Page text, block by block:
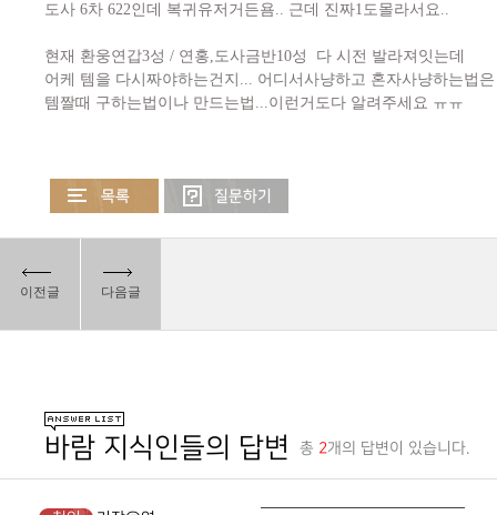
도사 6차 622인데 복귀유저거든욤.. 근데 진짜1도몰라서요..
현재 환웅연갑3성 / 연홍,도사금반10성 다 시전 발라져잇는데
어케 템을 다시짜야하는건지... 어디서사냥하고 혼자사냥하는법
템짤때 구하는법이나 만드는법...이런거도다 알려주세요 ㅠㅠ
이전글 다음글
바람 지식인들의 답변 총 2개의 답변이 있습니다.